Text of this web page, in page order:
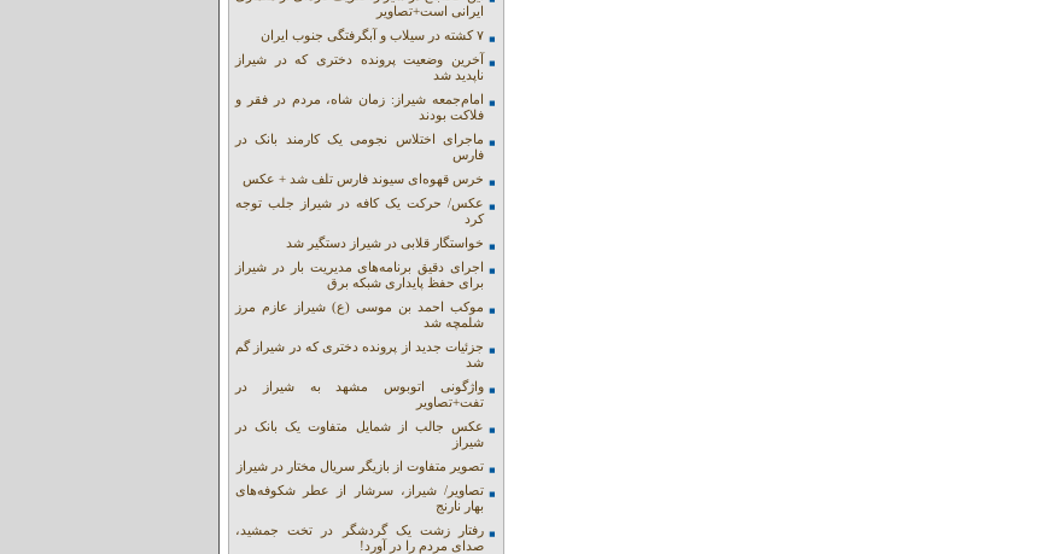
ایرانی است+تصاویر
۷ کشته در سیلاب و آبگرفتگی جنوب ایران
آخرین وضعیت پرونده دختری که در شیراز
ناپدید شد
امام‌جمعه شیراز: زمان شاه، مردم در فقر و
فلاکت بودند
ماجرای اختلاس نجومی یک کارمند بانک در
فارس
خرس قهوه‌ای سیوند فارس تلف شد + عکس
عکس/ حرکت یک کافه در شیراز جلب توجه
کرد
خواستگار قلابی در شیراز دستگیر شد
اجرای دقیق برنامه‌های مدیریت بار در شیراز
برای حفظ پایداری شبکه برق
موکب احمد بن موسی (ع) شیراز عازم مرز
شلمچه شد
جزئیات جدید از پرونده دختری که در شیراز گم
شد
واژگونی اتوبوس مشهد به شیراز در
تفت+تصاویر
عکس جالب از شمایل متفاوت یک بانک در
شیراز
تصویر متفاوت از بازیگر سریال مختار در شیراز
تصاویر/ شیراز، سرشار از عطر شکوفه‌های
بهار نارنج
رفتار زشت یک گردشگر در تخت جمشید،
صدای مردم را در آورد!